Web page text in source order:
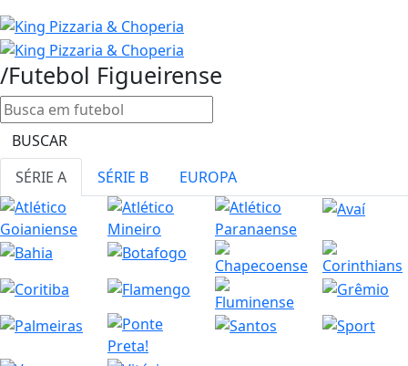
/Futebol Figueirense
BUSCAR
SÉRIE A
SÉRIE B EUROPA